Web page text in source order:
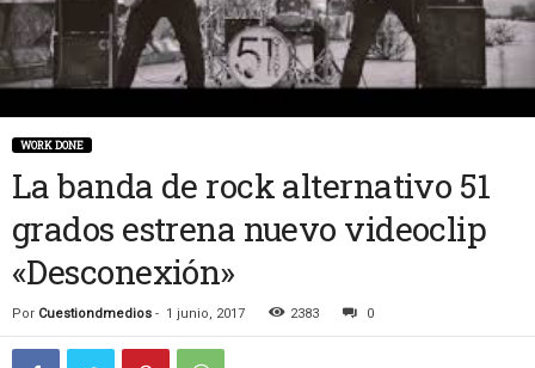
WORK DONE
La banda de rock alternativo 51
grados estrena nuevo videoclip
«Desconexión»
Por Cuestiondmedios - 1 junio, 2017 2383 0